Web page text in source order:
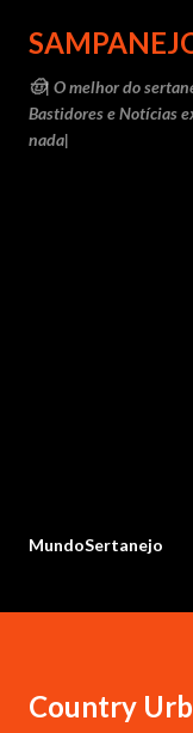
Pular
🤠| O melhor do
Bastidores e Notícias
nada|
MundoSertanejo
Country